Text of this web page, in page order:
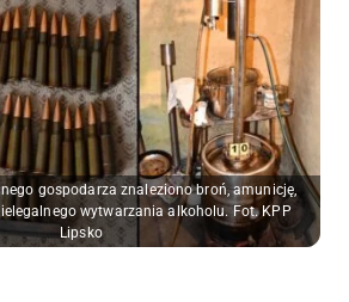
gospodarza znaleziono broń, amunicję,
wytwarzania alkoholu. Fot. KPP
Lipsko